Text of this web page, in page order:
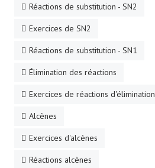
Réactions de substitution - SN2
Exercices de SN2
Réactions de substitution - SN1
Élimination des réactions
Exercices de réactions d'élimination
Alcènes
Exercices d'alcènes
Réactions alcènes